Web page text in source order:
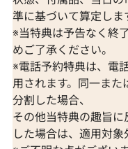
準に基づいて算定しま
※当特典は予告なく終
めご了承ください。
※電話予約特典は、電
用されます。同一ま
分割した場合、
その他当特典の趣旨
した場合は、適用対象